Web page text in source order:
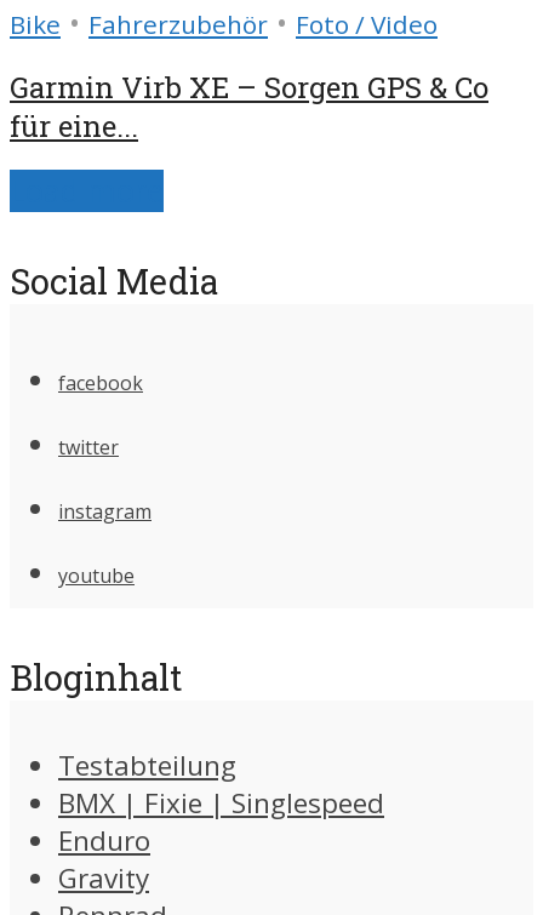
Bike • Fahrerzubehör • Foto / Video
Garmin Virb XE – Sorgen GPS & Co
für eine...
Social Media
facebook
twitter
instagram
youtube
Bloginhalt
Testabteilung
BMX | Fixie | Singlespeed
Enduro
Gravity